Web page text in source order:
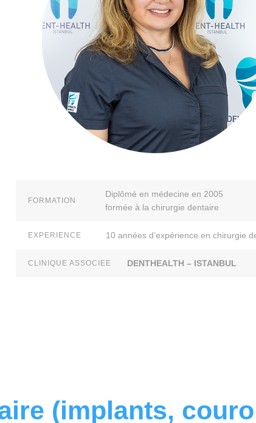
FORMATION
Diplômé en médecine en 2005
formée à la chirurgie dentaire
EXPERIENCE 10 années d’expérience en chirurgie
CLINIQUE ASSOCIEE DENTHEALTH – ISTANBUL
(implants,